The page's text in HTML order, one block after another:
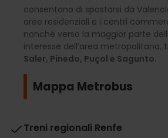
consentono di spostarsi da
aree residenziali e i centri
nonché verso la maggior parte
interesse dell’area metropolitana,
Saler, Pinedo, Puçol e Sagunto.
Mappa Metrobus
Treni regionali Renfe